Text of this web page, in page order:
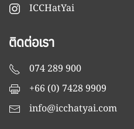
ICCHatYai
ติดต่อเรา
074 289 900
+66 (0) 7428 9909
info@icchatyai.com